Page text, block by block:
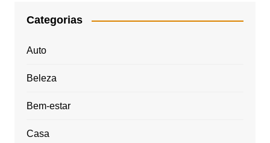
Categorias
Auto
Beleza
Bem-estar
Casa